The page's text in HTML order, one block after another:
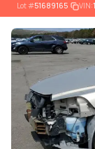
Lot#51689165 VIN: